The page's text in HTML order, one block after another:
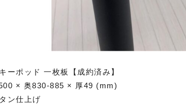
ーポッド 一枚板【成約済み】
× 奥830-885 × 厚49 (mm)
ン仕上げ